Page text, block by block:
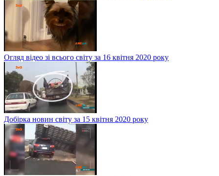
Огляд відео зі всього світу за 16 квітня 2020 року
Добірка новин світу за 15 квітня 2020 року